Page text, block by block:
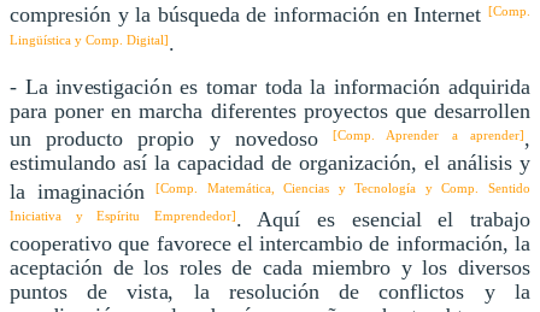
compresión y la búsqueda de información en Internet [Comp.
Lingüística y Comp. Digital].
- La investigación es tomar toda la información adquirida
para poner en marcha diferentes proyectos que desarrollen
un producto propio y novedoso[Comp. Aprender a aprender],
estimulando así la capacidad de organización, el análisis y
la imaginación[Comp. Matemática, Ciencias y Tecnología y Comp. Sentido
Iniciativa y Espíritu Emprendedor]. Aquí es esencial el trabajo
cooperativo que favorece el intercambio de información, la
aceptación de los roles de cada miembro y los diversos
puntos de vista, la resolución de conflictos y la